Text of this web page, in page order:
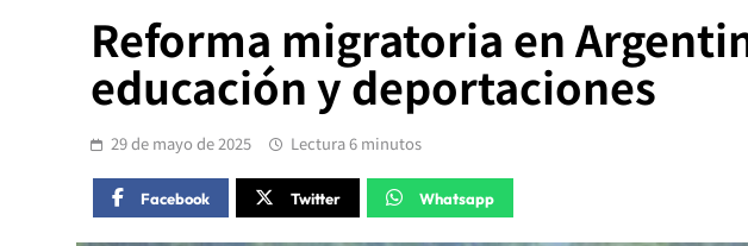
Reforma migratoria en
educación y deportaciones
29 de mayo de 2025 Lectura 6 minutos
Facebook Twitter Whatsapp